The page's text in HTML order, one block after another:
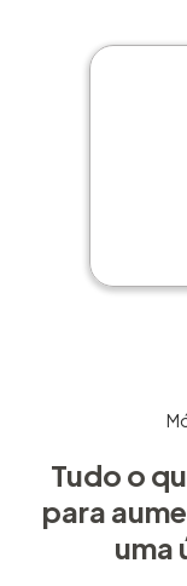
Tudo o
para
uma